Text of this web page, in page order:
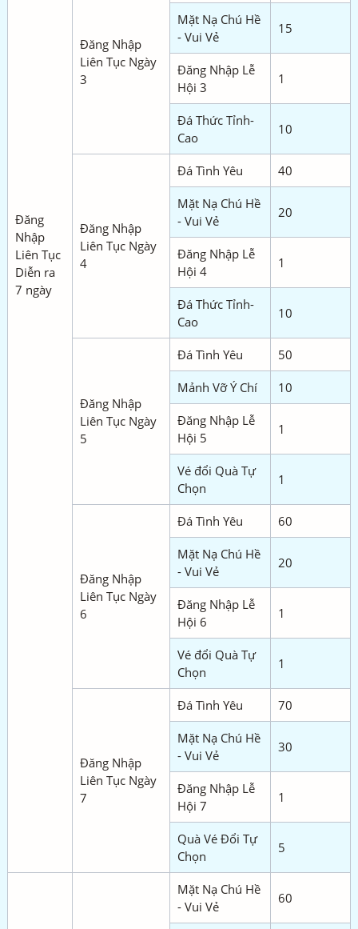
Đăng
Nhập
Liên Tục
Diễn ra
7 ngày
Đăng Nhập
Liên Tục Ngày
3
Mặt Nạ Chú Hề
- Vui Vẻ
15
Đăng Nhập Lễ
Hội 3
1
Đá Thức Tỉnh-
Cao
10
Đăng Nhập
Liên Tục Ngày
4
Đá Tình Yêu 40
Mặt Nạ Chú Hề
- Vui Vẻ
20
Đăng Nhập Lễ
Hội 4
1
Đá Thức Tỉnh-
Cao
10
Đăng Nhập
Liên Tục Ngày
5
Đá Tình Yêu 50
Mảnh Vỡ Ý Chí 10
Đăng Nhập Lễ
Hội 5
1
Vé đổi Quà Tự
Chọn
1
Đăng Nhập
Liên Tục Ngày
6
Đá Tình Yêu 60
Mặt Nạ Chú Hề
- Vui Vẻ
20
Đăng Nhập Lễ
Hội 6
1
Vé đổi Quà Tự
Chọn
1
Đăng Nhập
Liên Tục Ngày
7
Đá Tình Yêu 70
Mặt Nạ Chú Hề
- Vui Vẻ
30
Đăng Nhập Lễ
Hội 7
1
Quà Vé Đổi Tự
Chọn
5
Mặt Nạ Chú Hề
- Vui Vẻ
60